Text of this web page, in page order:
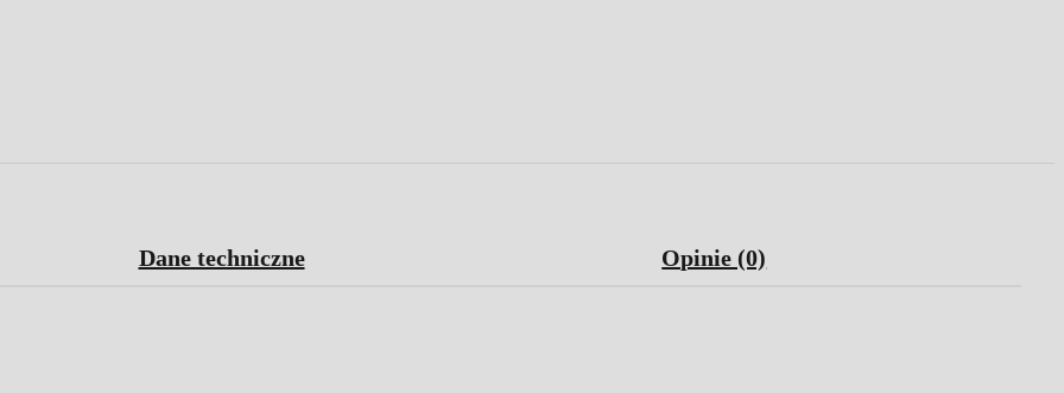
Dane techniczne Opinie (0)